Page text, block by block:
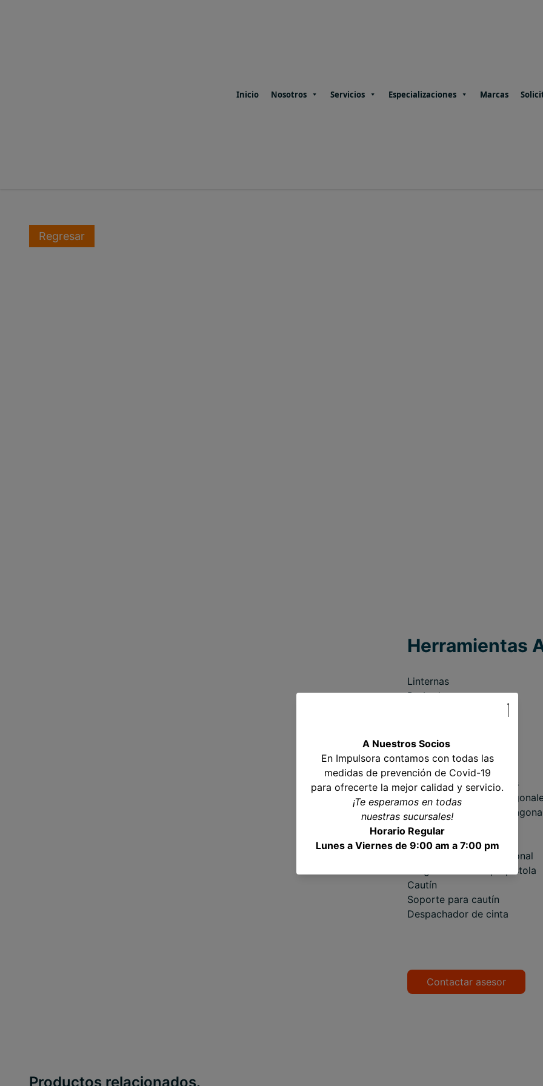
A Nuestros Socios
En Impulsora contamos con todas las
medidas de prevención de Covid-19
para ofrecerte la mejor calidad y servicio.
¡Te esperamos en todas
nuestras sucursales!
Horario Regular
Lunes a Viernes de 9:00 am a 7:00 pm
Inicio Nosotros Servicios Especializaciones Marcas
Regresar
Herramientas
Linternas
Probadores
Doblatubos
Cortatubos
Desarmadores
Juego de desarmadores
Juego de 8 llaves
Juego de 30 llaves
Pinzas
Sacabocados
Pistola de calor profesional
Juego de cautín tipo pistola
Cautín
Soporte para cautín
Despachador de cinta
Contactar asesor
Productos relacionados.